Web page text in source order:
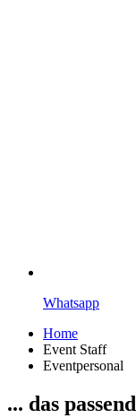
Whatsapp
Home
Event Staff
Eventpersonal
... das